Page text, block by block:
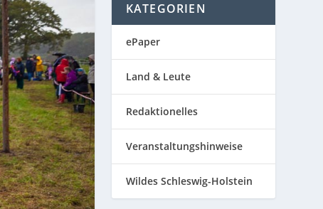
KATEGORIEN
ePaper
Land & Leute
Redaktionelles
Veranstaltungshinweise
Wildes Schleswig-Holstein